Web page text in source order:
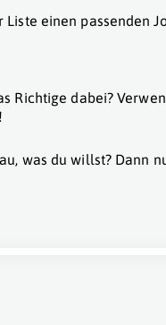
Liste einen passenden
Richtige dabei?
was du willst? Dann